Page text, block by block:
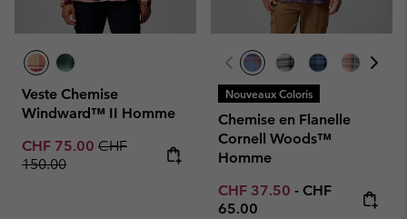
Veste Chemise
Windward™ II Homme
Sale price:
CHF 75.00 Regular price:
CHF
150.00
Nouveaux Coloris
Chemise en Flanelle
Cornell Woods™
Homme
Minimum sale price:
CHF 37.50 - Maximum
CHF
65.00